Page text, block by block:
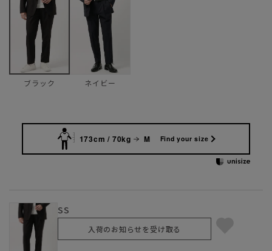
ブラック ネイビー
173cm / 70kg M Find your size
SS
入荷のお知らせを受け取る